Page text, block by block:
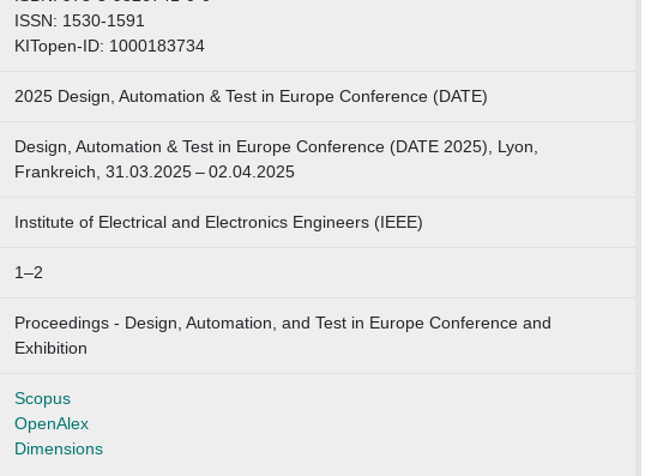
ISSN: 1530-1591
KITopen-ID: 1000183734
2025 Design, Automation & Test in Europe Conference (DATE)
Design, Automation & Test in Europe Conference (DATE 2025), Lyon,
Frankreich, 31.03.2025 – 02.04.2025
Institute of Electrical and Electronics Engineers (IEEE)
1–2
Proceedings - Design, Automation, and Test in Europe Conference and
Exhibition
Scopus
OpenAlex
Dimensions